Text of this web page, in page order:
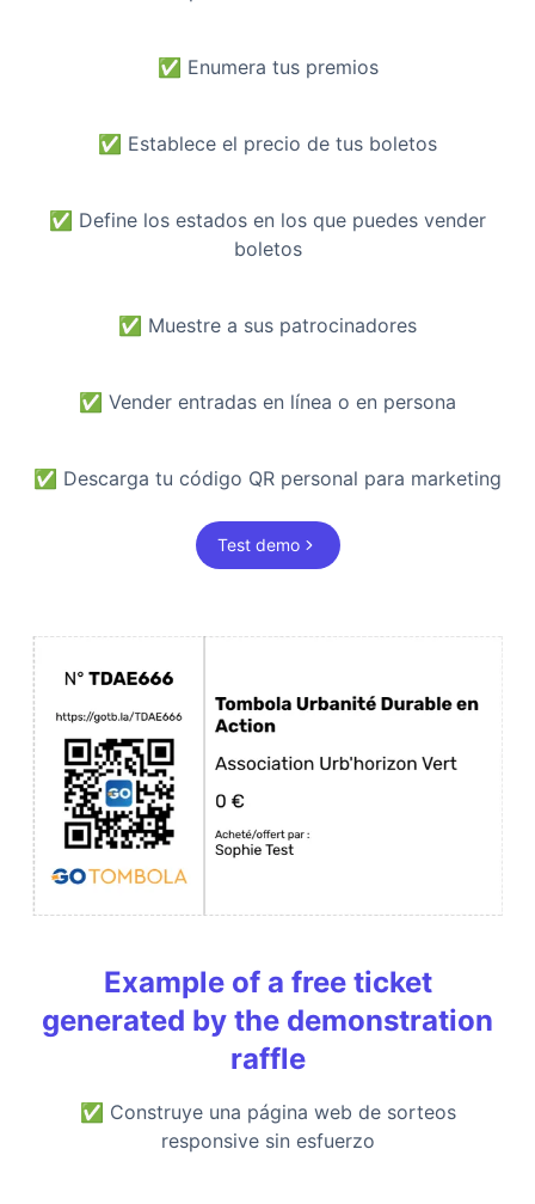
✅ Enumera tus premios
✅ Establece el precio de tus boletos
✅ Define los estados en los que puedes vender
boletos
✅ Muestre a sus patrocinadores
✅ Vender entradas en línea o en persona
✅ Descarga tu código QR personal para marketing
Test demo
Example of a free ticket
generated by the demonstration
raffle
✅ Construye una página web de sorteos
responsive sin esfuerzo